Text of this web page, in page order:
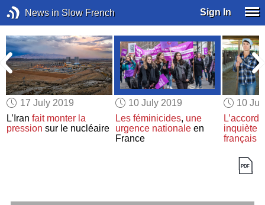
News in Slow French Sign In
17 July 2019
L’Iranfait monter la
pression sur le nucléaire
10 July 2019
Les féminicides, une
urgence nationaleen
France
10
L’accord
inquiète
français